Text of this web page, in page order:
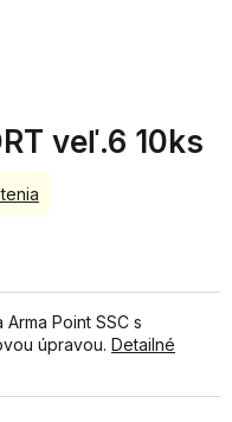
veľ.6 10ks
Point SSC s
úpravou. Detailné